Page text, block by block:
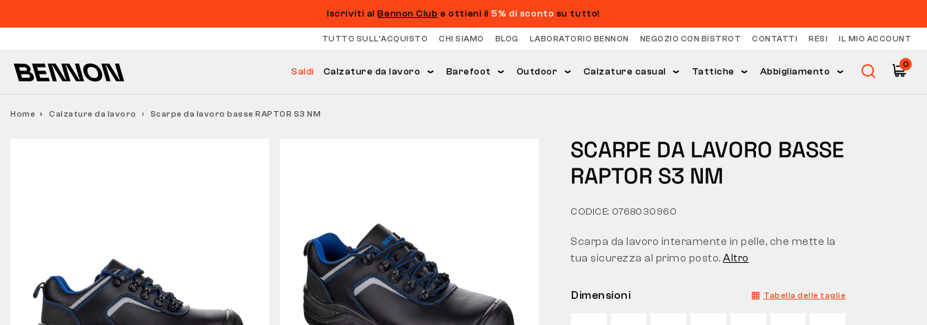
Iscriviti alBennon Club e ottieni il5% di sconto su tutto!
TUTTO SULL’ACQUISTO CHI SIAMO BLOG LABORATORIO BENNON NEGOZIO CON BISTROT CONTATTI RESI IL MIO ACCOUNT
Saldi Calzature da lavoro Barefoot Outdoor Calzature casual Tattiche Abbigliamento
0
Home Calzature da lavoro Scarpe da lavoro basse RAPTOR S3 NM
SCARPE DA LAVORO BASSE
RAPTOR S3 NM
CODICE: 0768030960
Dimensioni Tabella delle taglie
Scarpa da lavoro interamente in pelle, che mette la
tua sicurezza al primo posto. Altro